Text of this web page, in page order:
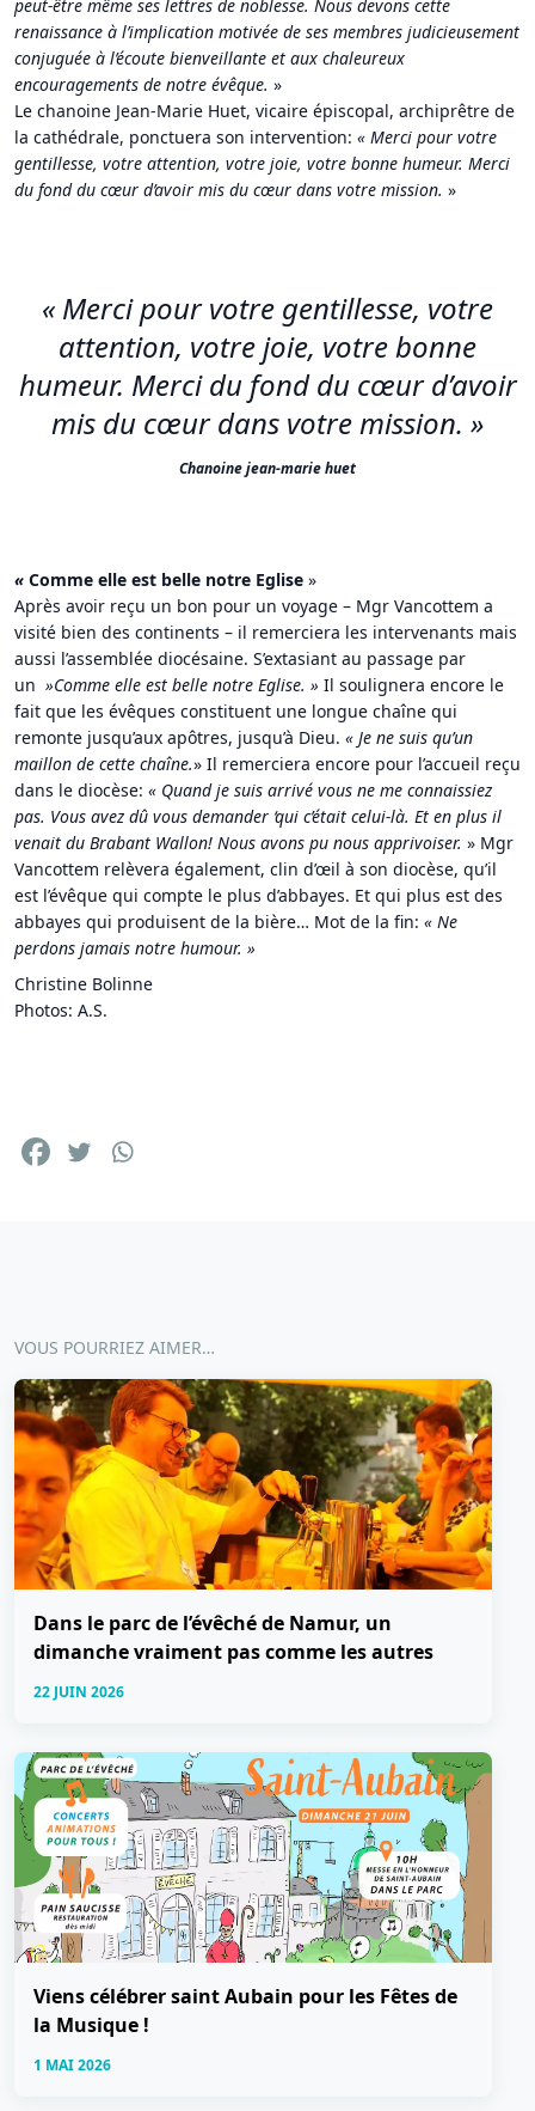
peut-être même ses lettres de noblesse. Nous devons cette
renaissance à l’implication motivée de ses membres judicieusement
conjuguée à l’écoute bienveillante et aux chaleureux
encouragements de notre évêque. »
Le chanoine Jean-Marie Huet, vicaire épiscopal, archiprêtre de
la cathédrale, ponctuera son intervention: « Merci pour votre
gentillesse, votre attention, votre joie, votre bonne humeur. Merci
du fond du cœur d’avoir mis du cœur dans votre mission. »
« Merci pour votre gentillesse, votre
attention, votre joie, votre bonne
humeur. Merci du fond du cœur d’avoir
mis du cœur dans votre mission. »
Chanoine jean-marie huet
« Comme elle est belle notre Eglise »
Après avoir reçu un bon pour un voyage – Mgr Vancottem a
visité bien des continents – il remerciera les intervenants mais
aussi l’assemblée diocésaine. S’extasiant au passage par
un »Comme elle est belle notre Eglise. » Il soulignera encore le
fait que les évêques constituent une longue chaîne qui
remonte jusqu’aux apôtres, jusqu’à Dieu. « Je ne suis qu’un
maillon de cette chaîne.» Il remerciera encore pour l’accueil reçu
dans le diocèse: « Quand je suis arrivé vous ne me connaissiez
pas. Vous avez dû vous demander ‘qui c’était celui-là. Et en plus il
venait du Brabant Wallon! Nous avons pu nous apprivoiser. » Mgr
Vancottem relèvera également, clin d’œil à son diocèse, qu’il
est l’évêque qui compte le plus d’abbayes. Et qui plus est des
abbayes qui produisent de la bière… Mot de la fin: « Ne
perdons jamais notre humour. »
Christine Bolinne
Photos: A.S.
VOUS POURRIEZ AIMER…
Dans le parc de l’évêché de Namur, un
dimanche vraiment pas comme les autres
22 JUIN 2026
Viens célébrer saint Aubain pour les Fêtes de
la Musique !
1 MAI 2026